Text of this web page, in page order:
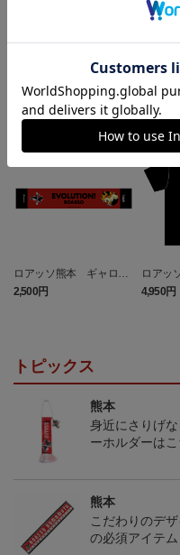
ロアッソ熊本 ギャロッ
プ タオルマフラー
2,500円
NEW
ロアッ
プ Tシ
4,950円
トピックス
熊本
身近にさりげ
ーホルダーは
熊本
こだわりのデ
の必須アイテム